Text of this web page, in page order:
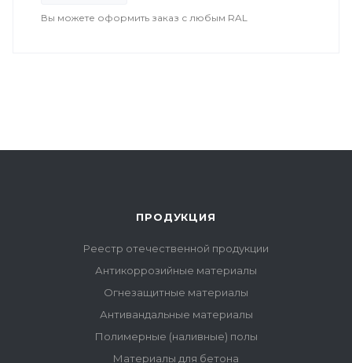
Вы можете оформить заказ с любым RAL
ПРОДУКЦИЯ
Реестр отечественной продукции
Антикоррозийные материалы
Огнезащитные материалы
Антивандальные материалы
Полимерные (наливные) полы
Материалы для бетона